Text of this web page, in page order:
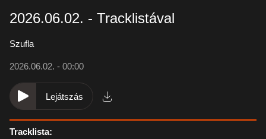
2026.06.02. - Tracklistával
Szufla
2026.06.02. - 00:00
Lejátszás
Tracklista: